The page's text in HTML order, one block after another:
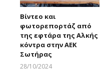
Βίντεο και
φωτορεπορτάζ από
της εφτάρα της Αλκής
κόντρα στην ΑΕΚ
Σωτήρας
28/10/2024